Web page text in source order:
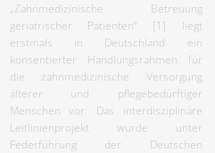
„Zahnmedizinische Betreuung
geriatrischer Patienten“ [1] liegt
erstmals in Deutschland ein
konsentierter Handlungsrahmen für
die zahnmedizinische Versorgung
älterer und pflegebedürftiger
Menschen vor. Das interdisziplinäre
Leitlinienprojekt wurde unter
Federführung der Deutschen